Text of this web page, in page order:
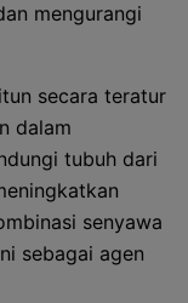
mengurangi
secara teratur
dalam
tubuh dari
senyawa
sebagai agen